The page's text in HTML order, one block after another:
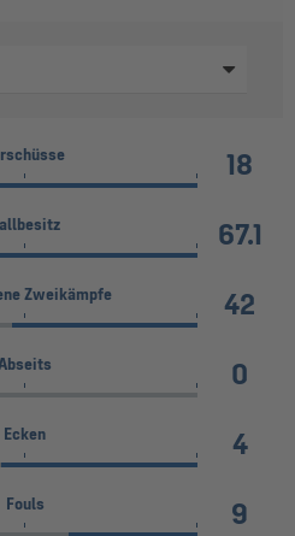
18
67.1
Zweikämpfe
42
0
Ecken
4
Fouls
9